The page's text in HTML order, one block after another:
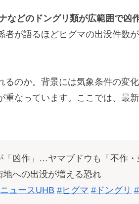
などのドングリ類が広範囲で凶
が語るほどヒグマの出没件数
のか。背景には気象条件の変
なっています。ここでは、最
凶作」…ヤマブドウも「不作・
への出没が増える恐れ
ュースUHB #ヒグマ #ドングリ